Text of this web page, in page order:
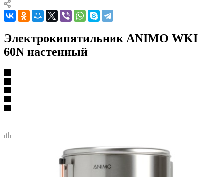
Электрокипятильник ANIMO WKI
60N настенный